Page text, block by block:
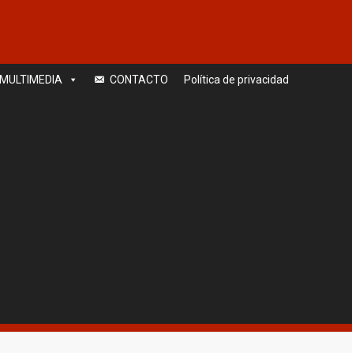
MULTIMEDIA CONTACTO Política de privacidad